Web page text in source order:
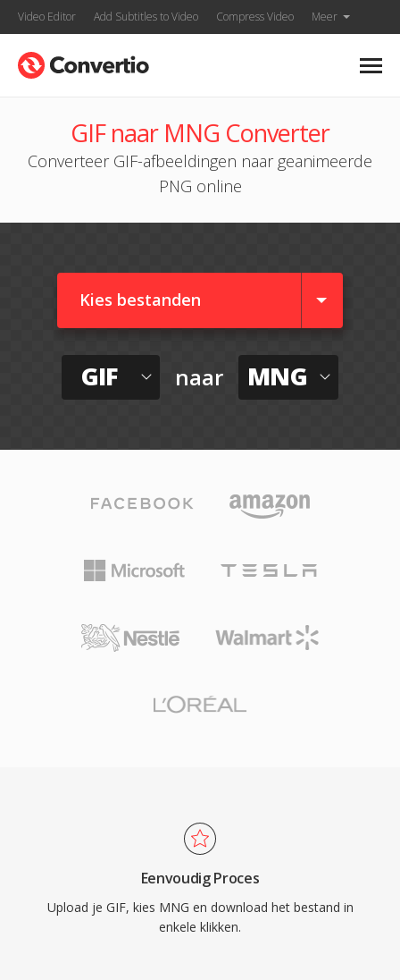
Video Editor Add Subtitles to Video Compress Video Meer
GIF naar MNG Converter
Converteer GIF-afbeeldingen naar geanimeerde
PNG online
Kies bestanden
GIF naar MNG
Eenvoudig Proces
Upload je GIF, kies MNG en download het bestand in
enkele klikken.